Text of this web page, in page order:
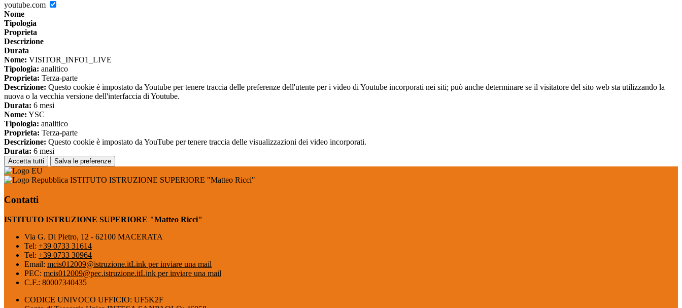
youtube.com
Nome
Tipologia
Proprieta
Descrizione
Durata
Nome: VISITOR_INFO1_LIVE
Tipologia: analitico
Proprieta: Terza-parte
Descrizione: Questo cookie è impostato da Youtube per tenere traccia delle preferenze dell'utente per i video di Youtube incorporati nei siti; può anche determinare se il visitatore del sito web sta utilizzando la
nuova o la vecchia versione dell'interfaccia di Youtube.
Durata: 6 mesi
Nome: YSC
Tipologia: analitico
Proprieta: Terza-parte
Descrizione: Questo cookie è impostato da YouTube per tenere traccia delle visualizzazioni dei video incorporati.
Durata: 6 mesi
Accetta tutti Salva le preferenze
ISTITUTO ISTRUZIONE SUPERIORE "Matteo Ricci"
Contatti
ISTITUTO ISTRUZIONE SUPERIORE "Matteo Ricci"
Via G. Di Pietro, 12 - 62100 MACERATA
Tel: +39 0733 31614
Tel: +39 0733 30964
Email: mcis012009@istruzione.itLink per inviare una mail
PEC: mcis012009@pec.istruzione.itLink per inviare una mail
C.F.: 80007340435
CODICE UNIVOCO UFFICIO: UF5K2F